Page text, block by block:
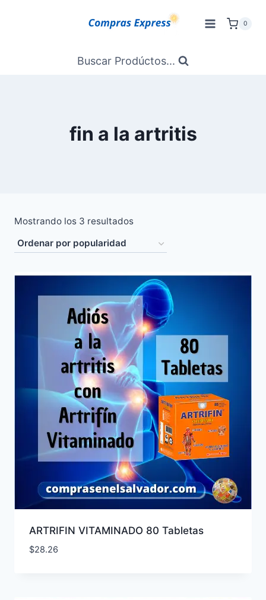
0
Buscar Prodúctos...
fin a la artritis
Mostrando los 3 resultadosOrdenado
popularidad
ARTRIFIN VITAMINADO 80 Tabletas
$28.26